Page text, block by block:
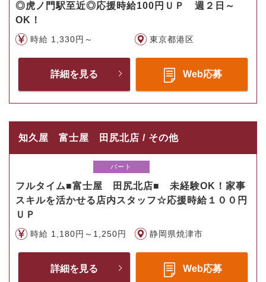
◎虎ノ門駅至近◎応援時給100円ＵＰ 週２日～
OK！
時給 1,330円～ 東京都港区
詳細を見る Web応募
知久屋 富士屋 田尻北店 / その他
パート
フルタイム■富士屋 田尻北店■ 未経験OK！家事
スキルを活かせる店内スタッフ☆応援時給１００円
ＵＰ
時給 1,180円～1,250円 静岡県焼津市
詳細を見る Web応募